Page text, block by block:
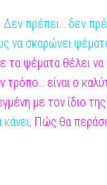
Δεν πρέπει... δεν
να σκαρώνει
τα ψέματα θέλει να
τρόπο... είναι ο
με τον ίδιο
κάνει; Πώς θα